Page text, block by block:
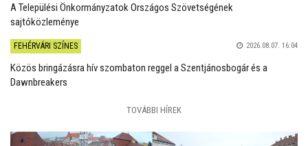
A Települési Önkormányzatok Országos Szövetségének
sajtóközleménye
FEHÉRVÁRI SZÍNES 2026.08.07. 16:04
Közös bringázásra hív szombaton reggel a Szentjánosbogár és a
Dawnbreakers
TOVÁBBI HÍREK